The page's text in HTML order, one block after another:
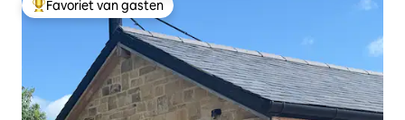
Topfavoriet van gasten
Favoriet van gasten